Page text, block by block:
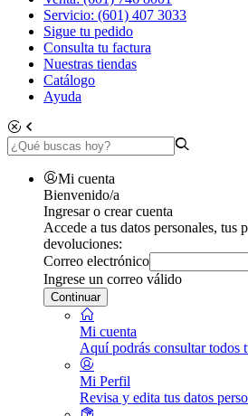
Servicio: (601) 407 3033
Sigue tu pedido
Consulta tu factura
Nuestras tiendas
Catálogo
Ayuda
Mi cuenta
Bienvenido/a
Ingresar o crear cuenta
Accede a tus datos personales, tus
devoluciones:
Correo electrónico
Ingrese un correo válido
Continuar
Mi cuenta
Aquí podrás consultar todos
Mi Perfil
Revisa y edita tus datos